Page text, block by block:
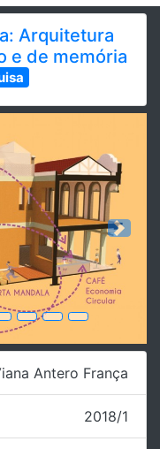
Arquitetura
e de memória
Next
Antero França
2018/1